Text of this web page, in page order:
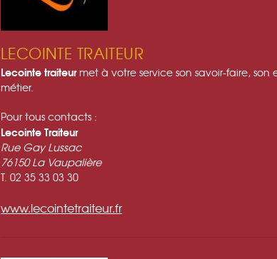
LECOINTE TRAITEUR
Lecointe traiteurmet à votre service son savoir-faire, son
métier.
Pour tous contacts :
Lecointe Traiteur
Rue Gay Lussac
76150 La Vaupalière
T. 02 35 33 03 30
www.lecointetraiteur.fr